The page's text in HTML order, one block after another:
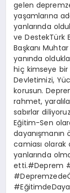
gelen
yaşamlarına
yanlarında
ve DestekTürk
Başkanı
yanında
hiç kimseye
Devletimizi,
korusun.
rahmet,
sabırlar
Eğitim-Sen
camiası
yanlarında
etti.#Deprem